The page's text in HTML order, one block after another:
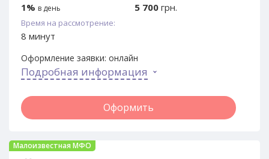
1% в день 5 700 грн.
Время на рассмотрение:
8 минут
Оформление заявки: онлайн
Подробная информация
Оформить
Малоизвестная МФО